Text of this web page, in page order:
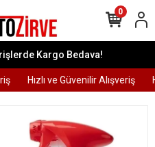
Kargo Bedava!
Hızlı ve Güvenilir Alışveriş
0